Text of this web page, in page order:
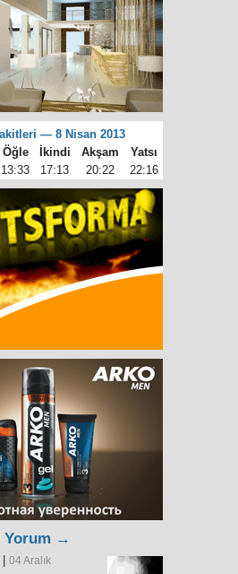
— 8 Nisan 2013
Öğle İkindi Akşam
Yatsı
13:33 17:13 20:22 22:16
Yorum →
04 Aralık